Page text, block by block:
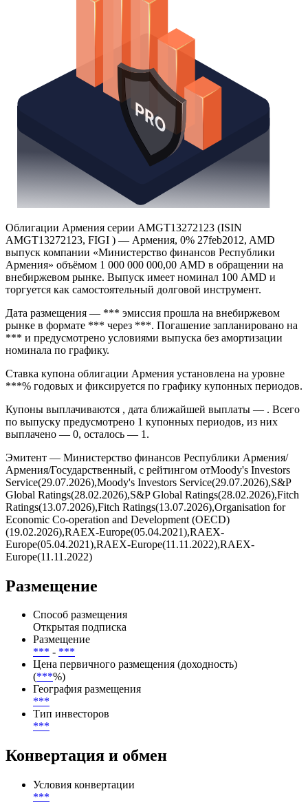
Облигации Армения серии AMGT13272123 (ISIN
AMGT13272123, FIGI ) — Армения, 0% 27feb2012, AMD
выпуск компании «Министерство финансов Республики
Армения» объёмом 1 000 000 000,00 AMD в обращении на
внебиржевом рынке. Выпуск имеет номинал 100 AMD и
торгуется как самостоятельный долговой инструмент.
Дата размещения — *** эмиссия прошла на внебиржевом
рынке в формате *** через ***. Погашение запланировано на
*** и предусмотрено условиями выпуска без амортизации
номинала по графику.
Ставка купона облигации Армения установлена на уровне
***% годовых и фиксируется по графику купонных периодов.
Купоны выплачиваются , дата ближайшей выплаты — . Всего
по выпуску предусмотрено 1 купонных периодов, из них
выплачено — 0, осталось — 1.
Эмитент — Министерство финансов Республики Армения/
Армения/Государственный, с рейтингом отMoody's Investors
Service(29.07.2026),Moody's Investors Service(29.07.2026),S&P
Global Ratings(28.02.2026),S&P Global Ratings(28.02.2026),Fitch
Ratings(13.07.2026),Fitch Ratings(13.07.2026),Organisation for
Economic Co-operation and Development (OECD)
(19.02.2026),RAEX-Europe(05.04.2021),RAEX-
Europe(05.04.2021),RAEX-Europe(11.11.2022),RAEX-
Europe(11.11.2022)
Размещение
Способ размещения
Открытая подписка
Размещение
*** - ***
Цена первичного размещения (доходность)
(***%)
География размещения
***
Тип инвесторов
***
Конвертация и обмен
Условия конвертации
***